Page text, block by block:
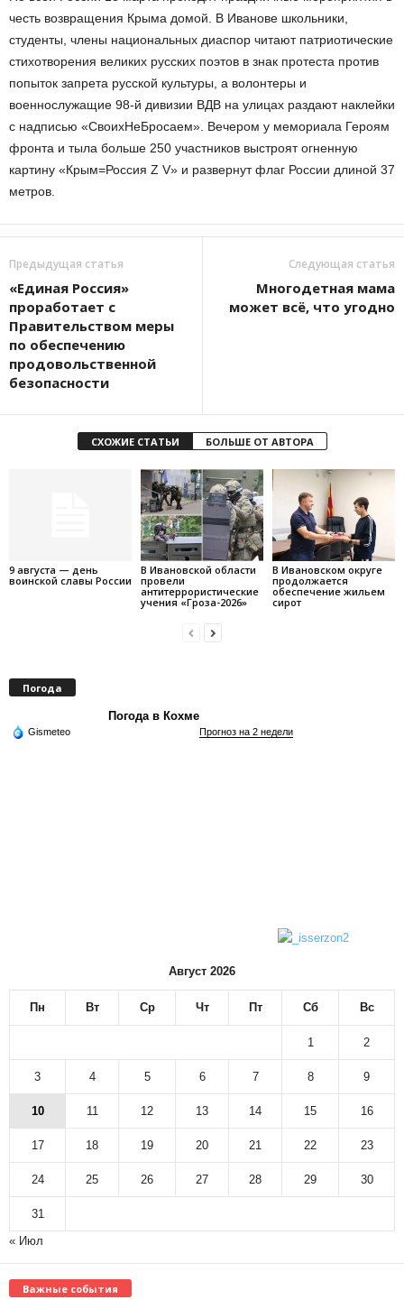
честь возвращения Крыма домой. В Иванове школьники,
студенты, члены национальных диаспор читают патриотические
стихотворения великих русских поэтов в знак протеста против
попыток запрета русской культуры, а волонтеры и
военнослужащие 98-й дивизии ВДВ на улицах раздают наклейки
с надписью «СвоихНеБросаем». Вечером у мемориала Героям
фронта и тыла больше 250 участников выстроят огненную
картину «Крым=Россия Z V» и развернут флаг России длиной 37
метров.
Предыдущая статья
«Единая Россия»
проработает с
Правительством меры
по обеспечению
продовольственной
безопасности
Следующая статья
Многодетная мама
может всё, что угодно
СХОЖИЕ СТАТЬИ БОЛЬШЕ ОТ АВТОРА
9 августа — день
воинской славы России
В Ивановской области
провели
антитеррористические
учения «Гроза-2026»
В Ивановском округе
продолжается
обеспечение жильем
сирот
Погода
Погода в Кохме
Gismeteo Прогноз на 2 недели
Август 2026
Пн Вт Ср Чт Пт Сб Вс
1 2
3 4 5 6 7 8 9
10 11 12 13 14 15 16
17 18 19 20 21 22 23
24 25 26 27 28 29 30
31
« Июл
Важные события